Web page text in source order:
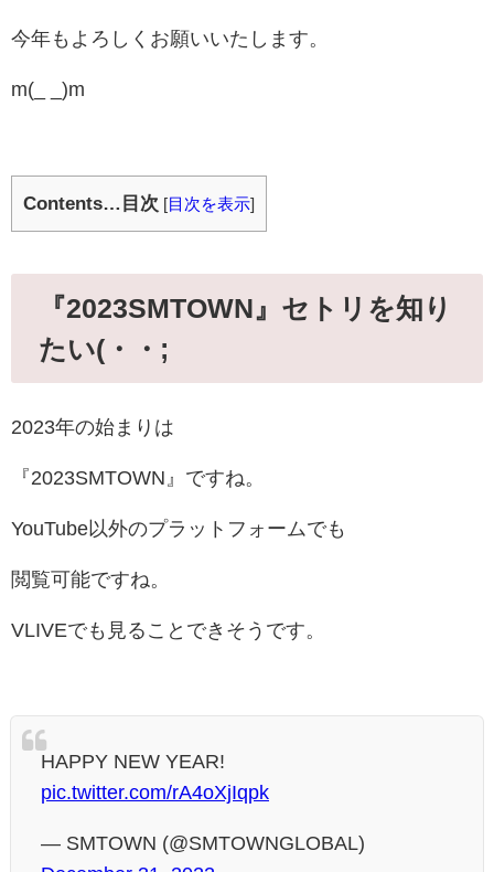
今年もよろしくお願いいたします。
m(_ _)m
Contents…目次 [ 目次を表示]
『2023SMTOWN』セトリを知り
たい(・・;
2023年の始まりは
『2023SMTOWN』ですね。
YouTube以外のプラットフォームでも
閲覧可能ですね。
VLIVEでも見ることできそうです。
HAPPY NEW YEAR!
pic.twitter.com/rA4oXjIqpk
— SMTOWN (@SMTOWNGLOBAL)